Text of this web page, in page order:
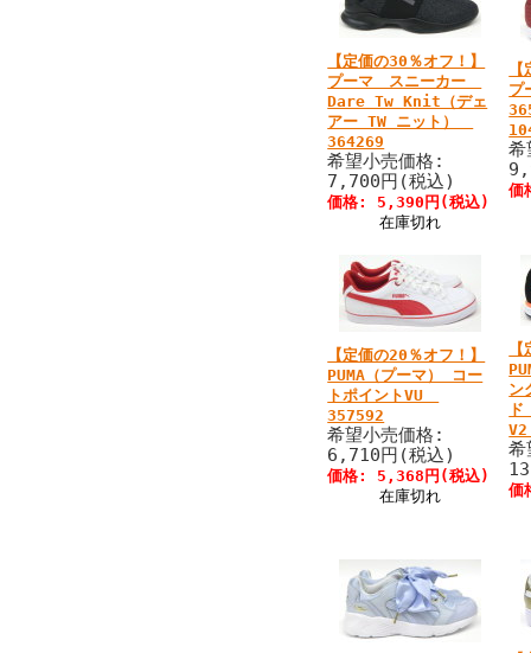
【定価の30％オフ！】
プーマ スニーカー
Dare Tw Knit（デェ
アー TW ニット）
364269
希望小売価格:
7,700円(税込)
価格: 5,390円(税込)
在庫切れ
価
【定価の20％オフ！】
PUMA（プーマ） コー
トポイントVU
357592
希望小売価格:
6,710円(税込)
価格: 5,368円(税込)
在庫切れ
ン
価